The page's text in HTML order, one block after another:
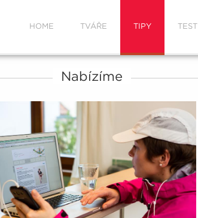
HOME TVÁŘE TIPY TEST
Nabízíme